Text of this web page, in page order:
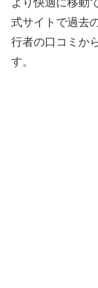
より快適に移動
式サイトで過去
行者の口コミか
す。